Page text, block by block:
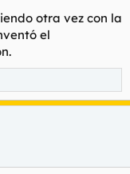
patológica,
se lo han
lo que quizá a
una gravísima
católica. Hay
y se puede venir
otra vez con la
el